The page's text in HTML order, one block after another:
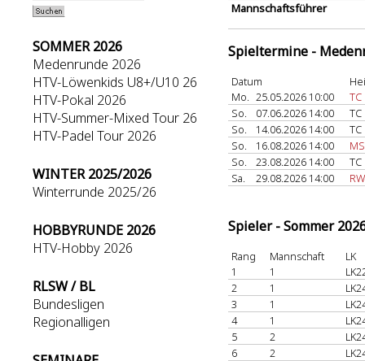
SOMMER 2026
Medenrunde 2026
HTV-Löwenkids U8+/U10 26
HTV-Pokal 2026
HTV-Summer-Mixed Tour 26
HTV-Padel Tour 2026
WINTER 2025/2026
Winterrunde 2025/26
HOBBYRUNDE 2026
HTV-Hobby 2026
RLSW / BL
Bundesligen
Regionalligen
Mannschaftsführer
Spieltermine -
Datum
Mo. 25.05.2026 10:00
So.
07.06.2026 14:00
So.
14.06.2026 14:00
So.
16.08.2026 14:00
So.
23.08.2026 14:00
Sa.
29.08.2026 14:00
Spieler - Sommer
Rang Mannschaft
LK
1
1
2
1
3
1
4
1
5
2
6
2